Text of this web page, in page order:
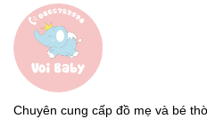
Chuyên cung cấp đồ mẹ và bé